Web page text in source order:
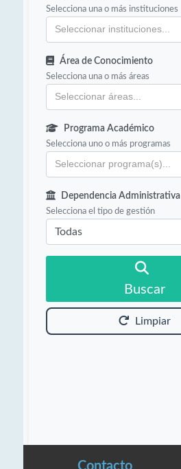
Selecciona una o más instituciones
Área de Conocimiento
Selecciona una o más áreas
Programa Académico
Selecciona uno o más programas
Dependencia Administrativa
Selecciona el tipo de gestión
Buscar
Limpiar